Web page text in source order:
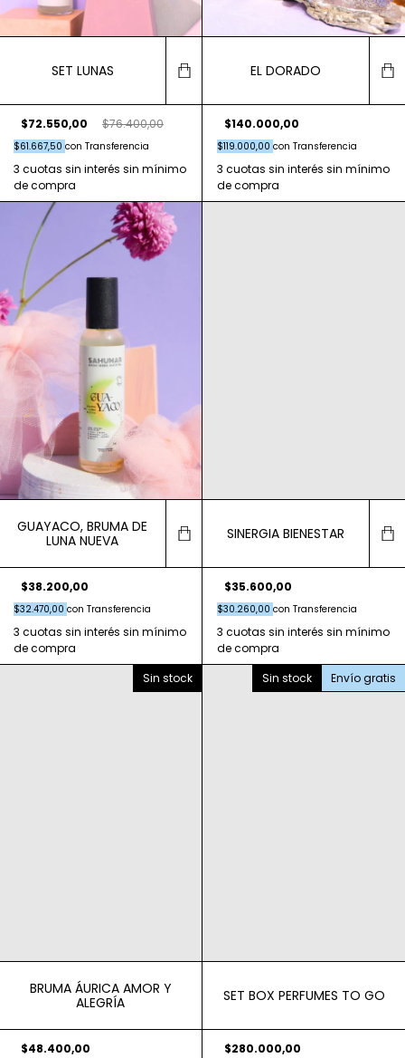
SET LUNAS
$72.550,00 $76.400,00
$61.667,50 con Transferencia
EL DORADO
$140.000,00
$119.000,00 con Transferencia
GUAYACO, BRUMA DE
LUNA NUEVA
$38.200,00
$32.470,00 con Transferencia
SINERGIA BIENESTAR
$35.600,00
$30.260,00 con Transferencia
Sin stock
BRUMA ÁURICA AMOR Y
ALEGRÍA
$48.400,00
Sin stock Envío gratis
SET BOX PERFUMES TO GO
$280.000,00